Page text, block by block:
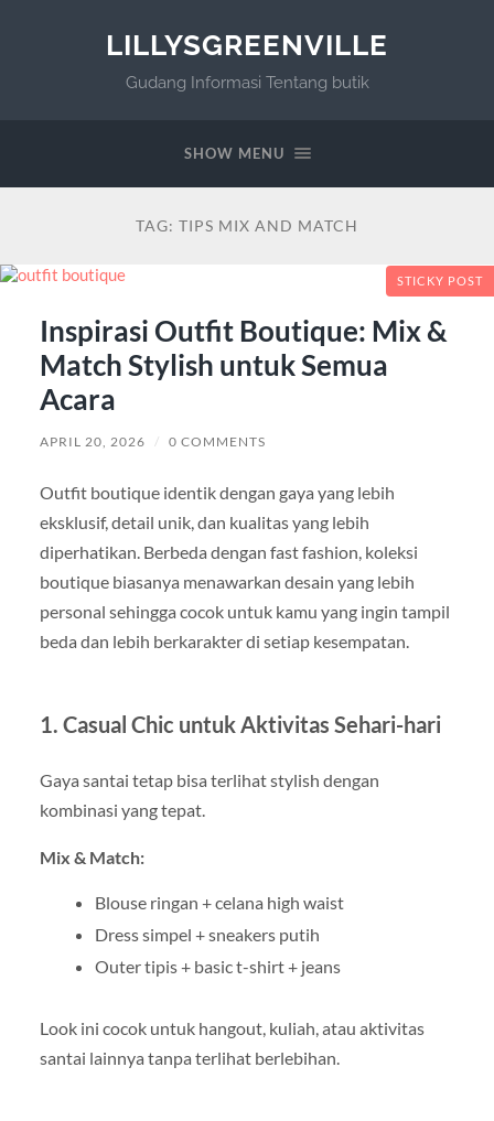
LILLYSGREENVILLE
Gudang Informasi Tentang butik
SHOW MENU
TAG: TIPS MIX AND MATCH
STICKY POST
Inspirasi Outfit Boutique: Mix &
Match Stylish untuk Semua
Acara
APRIL 20, 2026 / 0 COMMENTS
Outfit boutique identik dengan gaya yang lebih
eksklusif, detail unik, dan kualitas yang lebih
diperhatikan. Berbeda dengan fast fashion, koleksi
boutique biasanya menawarkan desain yang lebih
personal sehingga cocok untuk kamu yang ingin tampil
beda dan lebih berkarakter di setiap kesempatan.
1. Casual Chic untuk Aktivitas Sehari-hari
Gaya santai tetap bisa terlihat stylish dengan
kombinasi yang tepat.
Mix & Match:
Blouse ringan + celana high waist
Dress simpel + sneakers putih
Outer tipis + basic t-shirt + jeans
Look ini cocok untuk hangout, kuliah, atau aktivitas
santai lainnya tanpa terlihat berlebihan.